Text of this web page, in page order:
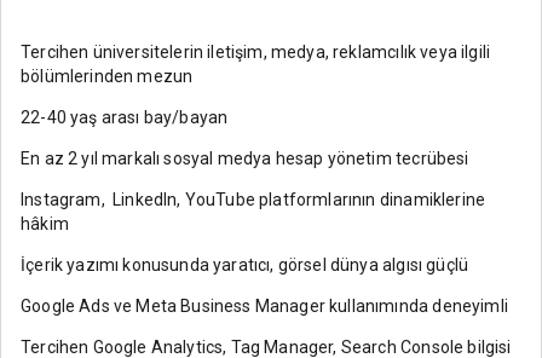
Tercihen üniversitelerin iletişim, medya, reklamcılık veya ilgili
bölümlerinden mezun
22-40 yaş arası bay/bayan
En az 2 yıl markalı sosyal medya hesap yönetim tecrübesi
Instagram, LinkedIn, YouTube platformlarının dinamiklerine
hâkim
İçerik yazımı konusunda yaratıcı, görsel dünya algısı güçlü
Google Ads ve Meta Business Manager kullanımında deneyimli
Tercihen Google Analytics, Tag Manager, Search Console bilgisi